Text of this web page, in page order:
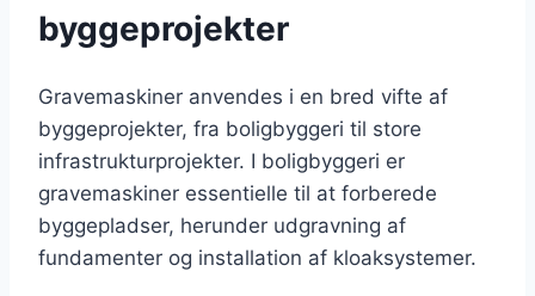
byggeprojekter
Gravemaskiner anvendes i en bred vifte af
byggeprojekter, fra boligbyggeri til store
infrastrukturprojekter. I boligbyggeri er
gravemaskiner essentielle til at forberede
byggepladser, herunder udgravning af
fundamenter og installation af kloaksystemer.